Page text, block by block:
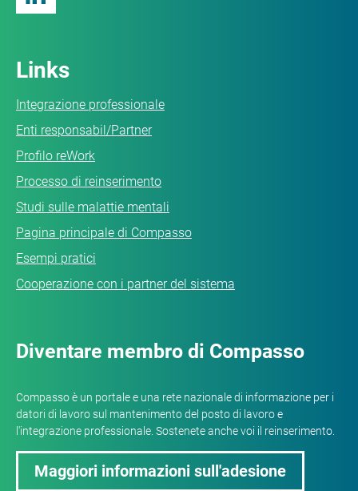
Links
Integrazione professionale
Enti responsabil/Partner
Profilo reWork
Processo di reinserimento
Studi sulle malattie mentali
Pagina principale di Compasso
Esempi pratici
Cooperazione con i partner del sistema
Diventare membro di Compasso
Compasso è un portale e una rete nazionale di informazione per i
datori di lavoro sul mantenimento del posto di lavoro e
l'integrazione professionale. Sostenete anche voi il reinserimento.
Maggiori informazioni sull'adesione